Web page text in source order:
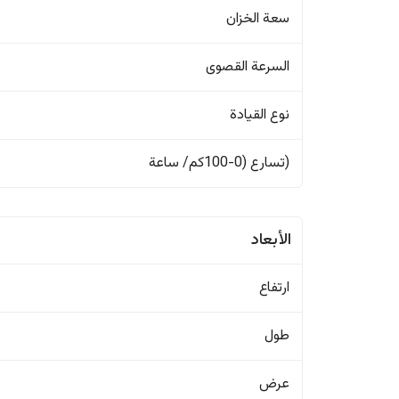
سعة الخزان
السرعة القصوى
نوع القيادة
(تسارع (0-100كم/ ساعة
الأبعاد
ارتفاع
طول
عرض